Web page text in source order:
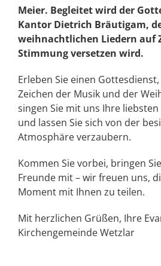
Meier. Begleitet wird der
Kantor Dietrich Bräutigam,
weihnachtlichen Liedern auf
Stimmung versetzen wird.
Erleben Sie einen
Zeichen der Musik und der
singen Sie mit uns Ihre
und lassen Sie sich von der
Atmosphäre verzaubern.
Kommen Sie vorbei, bringen
Freunde mit – wir freuen uns,
Moment mit Ihnen zu teilen.
Mit herzlichen Grüßen, Ihre
Kirchengemeinde Wetzlar